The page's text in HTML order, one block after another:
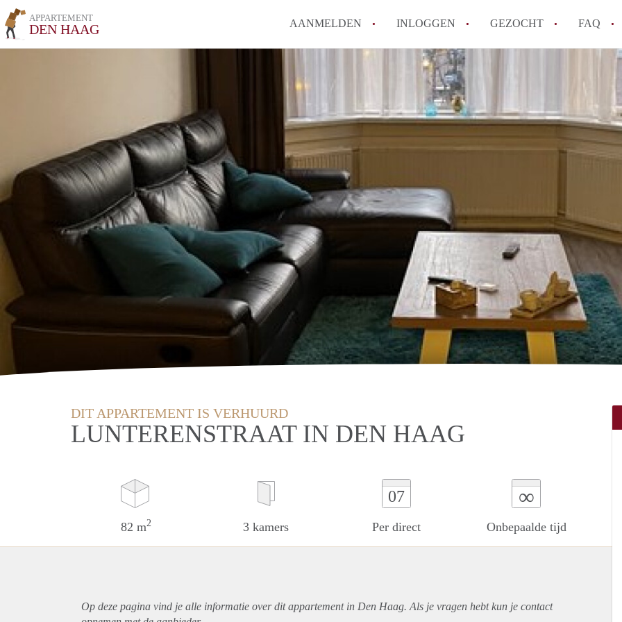
APPARTEMENT
DEN HAAG AANMELDEN INLOGGEN GEZOCHT FAQ
How to translate AppartementDenHaag!
Wat is Appartement-DenHaag?
Hoeveel kost het om te reageren op een
Wat is de privacyverklaring van
DIT APPARTEMENT IS VERHUURD
LUNTERENSTRAAT IN DEN HAAG
82 m2 3 kamers
07
Per direct
∞
Onbepaalde tijd
Op deze pagina vind je alle informatie over ditappartementin Den Haag. Als je vragen hebt kun je contact